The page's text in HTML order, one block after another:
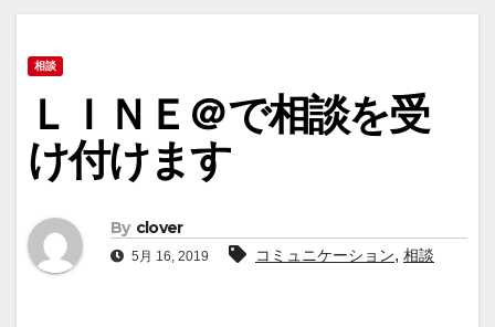
相談
ＬＩＮＥ＠で相談を受
け付けます
By clover
5月 16, 2019 コミュニケーション, 相談